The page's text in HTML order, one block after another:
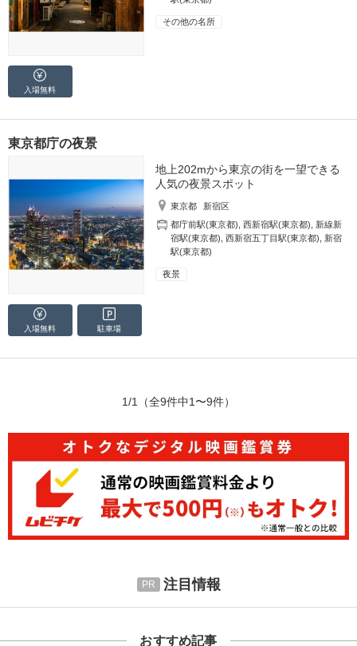
その他の名所
入場無料
東京都庁の夜景
地上202mから東京の街を一望できる
人気の夜景スポット
東京都
新宿区
都庁前駅(東京都) ,西新宿駅(東京都)
新線新
宿駅(東京都) ,西新宿五丁目駅(東京都)
新宿
駅(東京都)
夜景
入場無料 駐車場
1/1 （全9件中1〜9件）
注目情報
おすすめ記事